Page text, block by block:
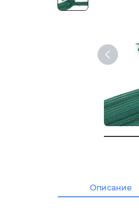
Описание